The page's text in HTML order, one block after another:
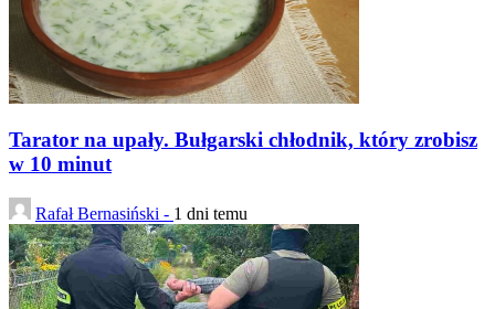
Tarator na upały. Bułgarski chłodnik, który zrobisz
w 10 minut
Rafał Bernasiński - 1 dni temu